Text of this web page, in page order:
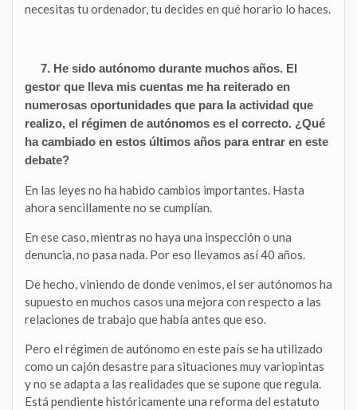
necesitas tu ordenador, tu decides en qué horario lo haces.
7. He sido autónomo durante muchos años. El
gestor que lleva mis cuentas me ha reiterado en
numerosas oportunidades que para la actividad que
realizo, el régimen de autónomos es el correcto. ¿Qué
ha cambiado en estos últimos años para entrar en este
debate?
En las leyes no ha habido cambios importantes. Hasta
ahora sencillamente no se cumplían.
En ese caso, mientras no haya una inspección o una
denuncia, no pasa nada. Por eso llevamos así 40 años.
De hecho, viniendo de donde venimos, el ser autónomos ha
supuesto en muchos casos una mejora con respecto a las
relaciones de trabajo que había antes que eso.
Pero el régimen de autónomo en este país se ha utilizado
como un cajón desastre para situaciones muy variopintas
y no se adapta a las realidades que se supone que regula.
Está pendiente históricamente una reforma del estatuto